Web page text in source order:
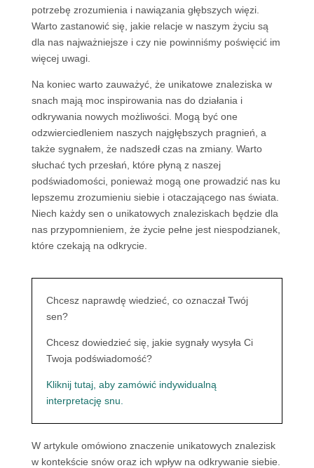
potrzebę zrozumienia i nawiązania głębszych więzi.
Warto zastanowić się, jakie relacje w naszym życiu są
dla nas najważniejsze i czy nie powinniśmy poświęcić im
więcej uwagi.
Na koniec warto zauważyć, że unikatowe znaleziska w
snach mają moc inspirowania nas do działania i
odkrywania nowych możliwości. Mogą być one
odzwierciedleniem naszych najgłębszych pragnień, a
także sygnałem, że nadszedł czas na zmiany. Warto
słuchać tych przesłań, które płyną z naszej
podświadomości, ponieważ mogą one prowadzić nas ku
lepszemu zrozumieniu siebie i otaczającego nas świata.
Niech każdy sen o unikatowych znaleziskach będzie dla
nas przypomnieniem, że życie pełne jest niespodzianek,
które czekają na odkrycie.
Chcesz naprawdę wiedzieć, co oznaczał Twój
sen?
Chcesz dowiedzieć się, jakie sygnały wysyła Ci
Twoja podświadomość?
Kliknij tutaj, aby zamówić indywidualną
interpretację snu.
W artykule omówiono znaczenie unikatowych znalezisk
w kontekście snów oraz ich wpływ na odkrywanie siebie.